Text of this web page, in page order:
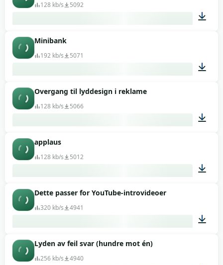
128 kb/s 5092
Minibank
192 kb/s 5071
Overgang til lyddesign i reklame
128 kb/s 5066
applaus
128 kb/s 5012
Dette passer for YouTube-introvideoer
320 kb/s 4941
Lyden av feil svar (hundre mot én)
256 kb/s 4940